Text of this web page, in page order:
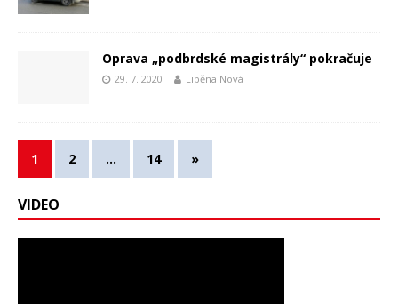
Oprava „podbrdské magistrály“ pokračuje
29. 7. 2020 Liběna Nová
1 2 … 14 »
VIDEO